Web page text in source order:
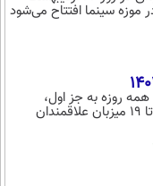
موزه سینما افتتاح می‌شود
تالارهای موزه سینمای ایران در ایام نوروز 1403 همه روزه به جز اول،
دوازدهم و سیزدهم فروردین از ساعت ۱۰ صبح تا ۱۹ میزبان علاقمندان